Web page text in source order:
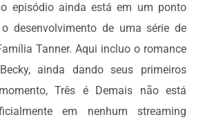
o episódio ainda está em um ponto
desenvolvimento de uma série de
Tanner. Aqui incluo o romance
ainda dando seus primeiros
Três é Demais não está
em nenhum streaming